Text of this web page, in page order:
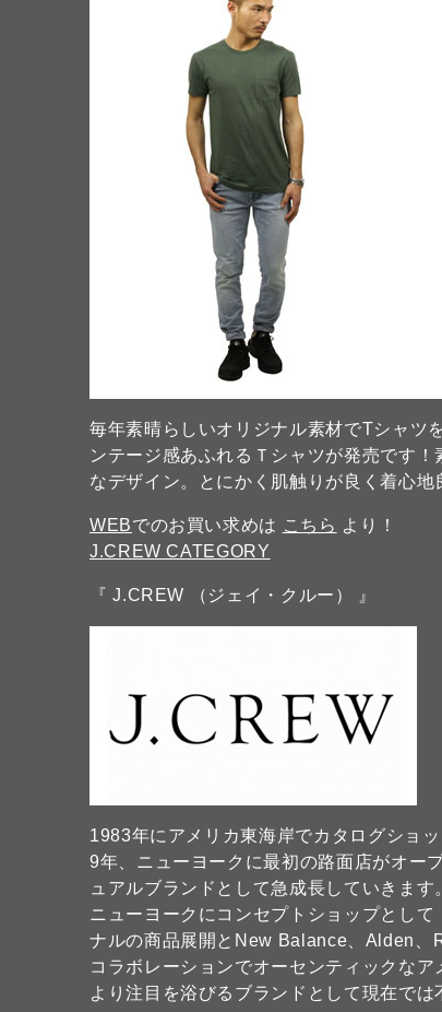
毎年素晴らしいオリジナル素材でTシャツ
ンテージ感あふれるＴシャツが発売です
なデザイン。とにかく肌触りが良く着心地
WEBでのお買い求めは こちら より！
J.CREW CATEGORY
『 J.CREW （ジェイ・クルー） 』
1983年にアメリカ東海岸でカタログショ
9年、ニューヨークに最初の路面店がオー
ュアルブランドとして急成長していきま
ニューヨークにコンセプトショップとし
ナルの商品展開とNew Balance、Alden
コラボレーションでオーセンティックな
より注目を浴びるブランドとして現在では